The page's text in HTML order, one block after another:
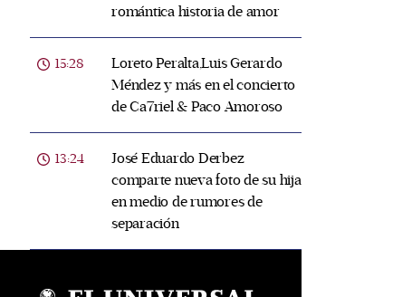
romántica historia de amor
15:28
Loreto Peralta,Luis Gerardo
Méndez y más en el concierto
de Ca7riel & Paco Amoroso
13:24
José Eduardo Derbez
comparte nueva foto de su hija
en medio de rumores de
separación